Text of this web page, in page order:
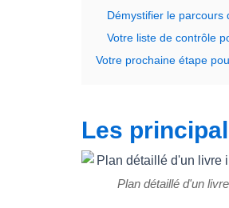
Démystifier le parcours
Votre liste de contrôle
Votre prochaine étape
Les
Plan détaillé d'un